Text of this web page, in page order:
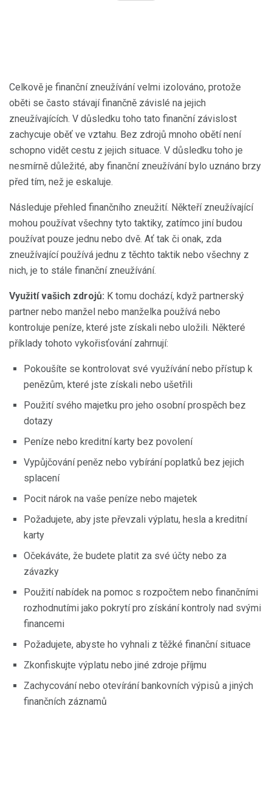
Celkově je finanční zneužívání velmi izolováno, protože
oběti se často stávají finančně závislé na jejich
zneužívajících. V důsledku toho tato finanční závislost
zachycuje oběť ve vztahu. Bez zdrojů mnoho obětí není
schopno vidět cestu z jejich situace. V důsledku toho je
nesmírně důležité, aby finanční zneužívání bylo uznáno brzy
před tím, než je eskaluje.
Následuje přehled finančního zneužití. Někteří zneužívající
mohou používat všechny tyto taktiky, zatímco jiní budou
používat pouze jednu nebo dvě. Ať tak či onak, zda
zneužívající používá jednu z těchto taktik nebo všechny z
nich, je to stále finanční zneužívání.
Využití vašich zdrojů: K tomu dochází, když partnerský
partner nebo manžel nebo manželka používá nebo
kontroluje peníze, které jste získali nebo uložili. Některé
příklady tohoto vykořisťování zahrnují:
Pokoušíte se kontrolovat své využívání nebo přístup k
penězům, které jste získali nebo ušetřili
Použití svého majetku pro jeho osobní prospěch bez
dotazy
Peníze nebo kreditní karty bez povolení
Vypůjčování peněz nebo vybírání poplatků bez jejich
splacení
Pocit nárok na vaše peníze nebo majetek
Požadujete, aby jste převzali výplatu, hesla a kreditní
karty
Očekáváte, že budete platit za své účty nebo za
závazky
Použití nabídek na pomoc s rozpočtem nebo finančními
rozhodnutími jako pokrytí pro získání kontroly nad svými
financemi
Požadujete, abyste ho vyhnali z těžké finanční situace
Zkonfiskujte výplatu nebo jiné zdroje příjmu
Zachycování nebo otevírání bankovních výpisů a jiných
finančních záznamů